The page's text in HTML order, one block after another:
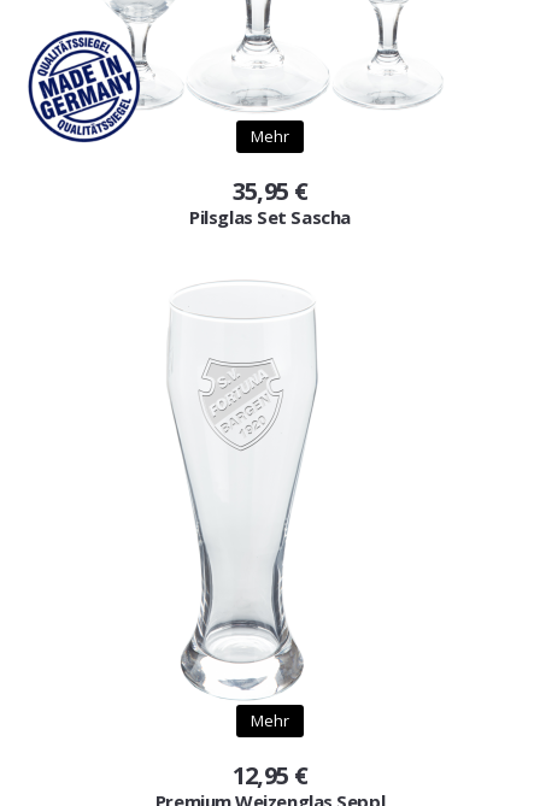
Mehr
35,95 €
Pilsglas Set Sascha
Mehr
12,95 €
Premium Weizenglas Seppl